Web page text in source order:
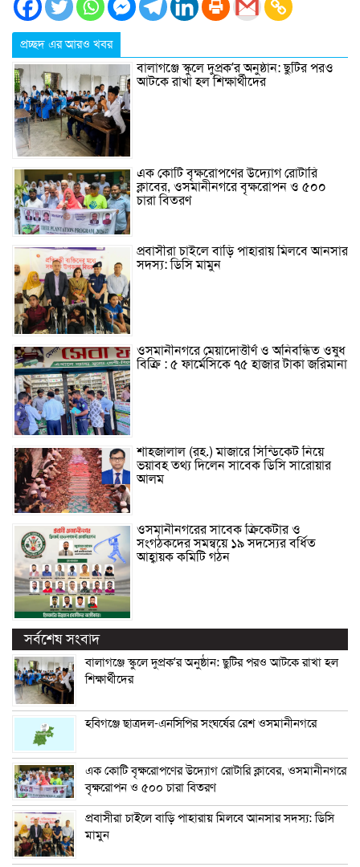
প্রচ্ছদ এর আরও খবর
বালাগঞ্জে স্কুলে দুপ্রক’র অনুষ্ঠান: ছুটির পরও
আটকে রাখা হল শিক্ষার্থীদের
এক কোটি বৃক্ষরোপণের উদ্যোগ রোটারি
ক্লাবের, ওসমানীনগরে বৃক্ষরোপন ও ৫০০
চারা বিতরণ
প্রবাসীরা চাইলে বাড়ি পাহারায় মিলবে আনসার
সদস্য: ডিসি মামুন
ওসমানীনগরে মেয়াদোত্তীর্ণ ও অনিবন্ধিত ওষুধ
বিক্রি : ৫ ফার্মেসিকে ৭৫ হাজার টাকা জরিমানা
শাহজালাল (রহ.) মাজারে সিন্ডিকেট নিয়ে
ভয়াবহ তথ্য দিলেন সাবেক ডিসি সারোয়ার
আলম
ওসমানীনগরের সাবেক ক্রিকেটার ও
সংগঠকদের সমন্বয়ে ১৯ সদস্যের বর্ধিত
আহ্বায়ক কমিটি গঠন
সর্বশেষ সংবাদ
বালাগঞ্জে স্কুলে দুপ্রক’র অনুষ্ঠান: ছুটির পরও আটকে রাখা হল
শিক্ষার্থীদের
হবিগঞ্জে ছাত্রদল-এনসিপির সংঘর্ষের রেশ ওসমানীনগরে
এক কোটি বৃক্ষরোপণের উদ্যোগ রোটারি ক্লাবের, ওসমানীনগরে
বৃক্ষরোপন ও ৫০০ চারা বিতরণ
প্রবাসীরা চাইলে বাড়ি পাহারায় মিলবে আনসার সদস্য: ডিসি
মামুন